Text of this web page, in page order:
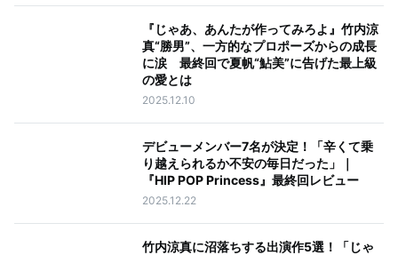
『じゃあ、あんたが作ってみろよ』竹内涼
真“勝男”、一方的なプロポーズからの成長
に涙 最終回で夏帆“鮎美”に告げた最上級
の愛とは
2025.12.10
デビューメンバー7名が決定！「辛くて乗
り越えられるか不安の毎日だった」｜
『HIP POP Princess』最終回レビュー
2025.12.22
竹内涼真に沼落ちする出演作5選！「じゃ